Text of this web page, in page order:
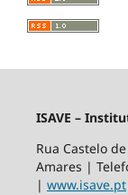
ISAVE –
Rua Castelo
Amares |
| www.isave.pt